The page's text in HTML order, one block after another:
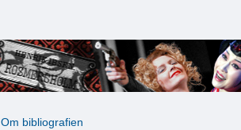
Om bibliografien